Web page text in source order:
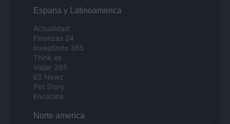
Espana y Latinoamerica
Actualidad
Finanzas 24
Investindo 365
Think.es
Viajar 365
ES Newz
Pet Story
Encocina
Norte america